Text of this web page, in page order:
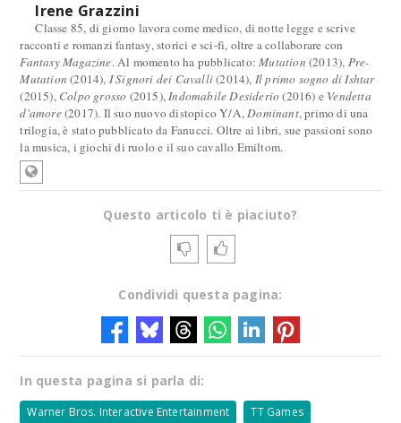
Irene Grazzini
Classe 85, di giorno lavora come medico, di notte legge e scrive
racconti e romanzi fantasy, storici e sci-fi, oltre a collaborare con
Fantasy Magazine. Al momento ha pubblicato:Mutation (2013), Pre-
Mutation (2014), I Signori dei Cavalli(2014), Il primo sogno di Ishtar
(2015), Colpo grosso (2015),Indomabile Desiderio (2016) e Vendetta
d'amore(2017). Il suo nuovo distopico Y/A,Dominant, primo di una
trilogia, è stato pubblicato da Fanucci. Oltre ai libri, sue passioni sono
la musica, i giochi di ruolo e il suo cavallo Emiltom.
Questo articolo ti è piaciuto?
Condividi questa pagina:
In questa pagina si parla di:
Warner Bros. Interactive Entertainment TT Games